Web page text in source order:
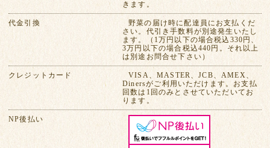
きます。
代金引換
野菜の届け時に配達員にお支払くだ
さい。代引き手数料が別途発生いたし
ます。（1万円以下の場合税込330円、
3万円以下の場合税込440円。それ以上
は別途お問合せ下さい）
クレジットカード
VISA、MASTER、JCB、AMEX、
Dinersがご利用いただけます。お支払
回数は1回のみとさせていただいてお
ります。
NP後払い